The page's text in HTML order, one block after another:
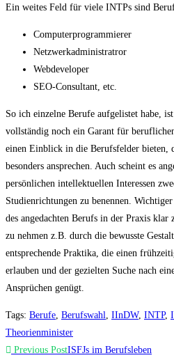
Ein weites Feld für viele INTPs sind
Computerprogrammierer
Netzwerkadministratror
Webdeveloper
SEO-Consultant, etc.
So ich einzelne Berufe aufgelistet habe,
vollständig noch ein Garant für
einen Einblick in die Berufsfelder bieten,
besonders ansprechen. Auch scheint es
persönlichen intellektuellen Interessen
Studienrichtungen zu benennen.
des angedachten Berufs in der Praxis
zu nehmen z.B. durch die bewusste
entsprechende Praktika, die einen
erlauben und der gezielten Suche nach
Ansprüchen genügt.
Tags: Berufe, Berufswahl, IInDW, INTP,
Theorienminister
Read
Previous PostISFJs im Berufsleben